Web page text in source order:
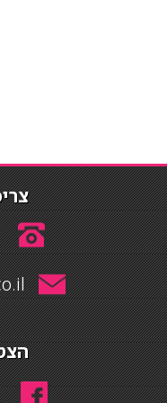
04-8234567